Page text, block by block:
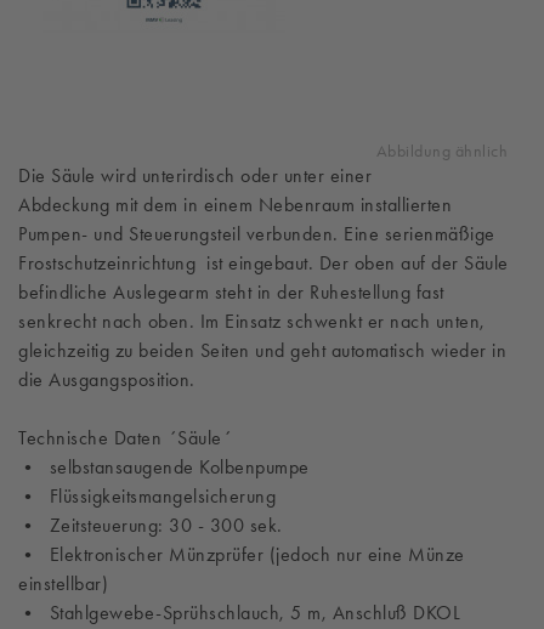
Abbildung ähnlich
Die Säule wird unterirdisch oder unter einer
Abdeckung mit dem in einem Nebenraum installierten
Pumpen- und Steuerungsteil verbunden. Eine serienmäßige
Frostschutzeinrichtung ist eingebaut. Der oben auf der Säule
befindliche Auslegearm steht in der Ruhestellung fast
senkrecht nach oben. Im Einsatz schwenkt er nach unten,
gleichzeitig zu beiden Seiten und geht automatisch wieder in
die Ausgangsposition.
Technische Daten ´Säule´
• selbstansaugende Kolbenpumpe
• Flüssigkeitsmangelsicherung
• Zeitsteuerung: 30 - 300 sek.
• Elektronischer Münzprüfer (jedoch nur eine Münze
einstellbar)
• Stahlgewebe-Sprühschlauch, 5 m, Anschluß DKOL